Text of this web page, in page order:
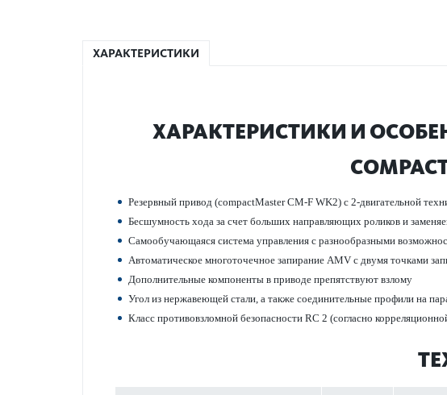
ХАРАКТЕРИСТИКИ
ХАР­АКТЕР­И­С­ТИКИ И
Рез­ервный привод (compactMaster CM-F WK2) с 2-двигательной
Бесшумность хода за счет больших направляющих роликов и
Самообучающаяся сис­тема управ­ления с разнообразными
Автом­ат­ическое многоточечное запирание AMV с двумя точ­ками
Дополнительные компоненты в при­воде препятствуют взлому
Угол из нерж­а­в­еющей стали, а также соединительные профили на
Класс против­овзломной безоп­асности RC 2 (согласно